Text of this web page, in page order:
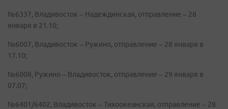
№6337, Владивосток – Надеждинская, отправление – 28
января в 21.10;
№6007, Владивосток – Ружино, отправление – 28 января в
17.10;
№6008, Ружино – Владивосток, отправление – 29 января в
07.07;
№6401/6402, Владивосток – Тихоокеанская, отправление – 28